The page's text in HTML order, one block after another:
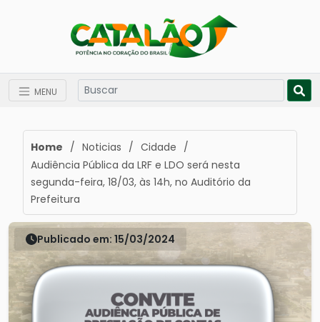
MENU
Home / Noticias / Cidade /
Audiência Pública da LRF e LDO será nesta
segunda-feira, 18/03, às 14h, no Auditório da
Prefeitura
Publicado em: 15/03/2024